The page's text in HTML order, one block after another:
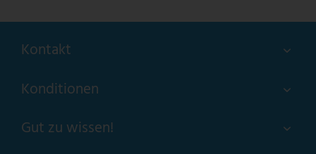
Kontakt
Konditionen
Gut zu wissen!